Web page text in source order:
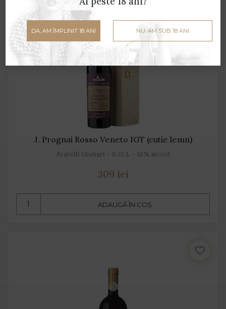
J. Prognai Rosso Veneto IGT (cutie lemn)
Fratelli Giuliari - 0.75 L - 16% alcool
309 lei
ADAUGĂ ÎN COȘ
DA, AM ÎMPLINIT 18 ANI NU, AM SUB 18 ANI